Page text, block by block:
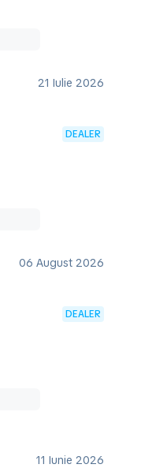
21 Iulie 2026
DEALER
06 August 2026
DEALER
11 Iunie 2026